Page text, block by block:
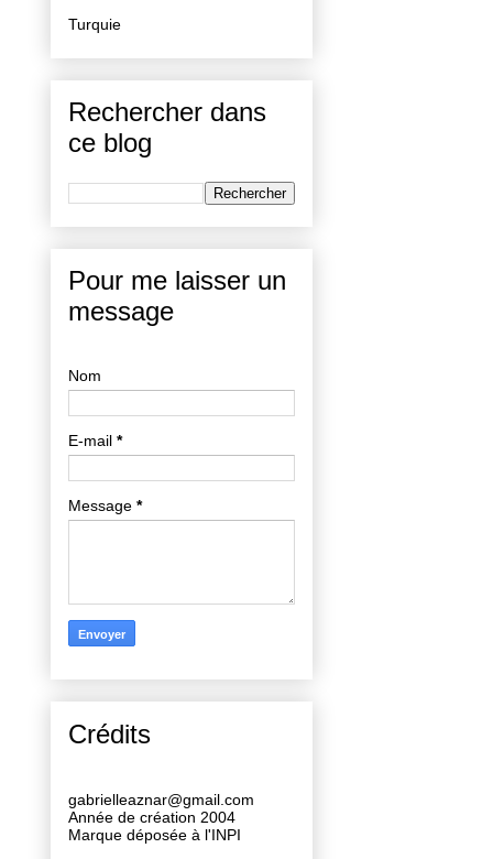
Turquie
Rechercher dans
ce blog
Pour me laisser un
message
Nom
E-mail *
Message *
Crédits
gabrielleaznar@gmail.com
Année de création 2004
Marque déposée à l'INPI